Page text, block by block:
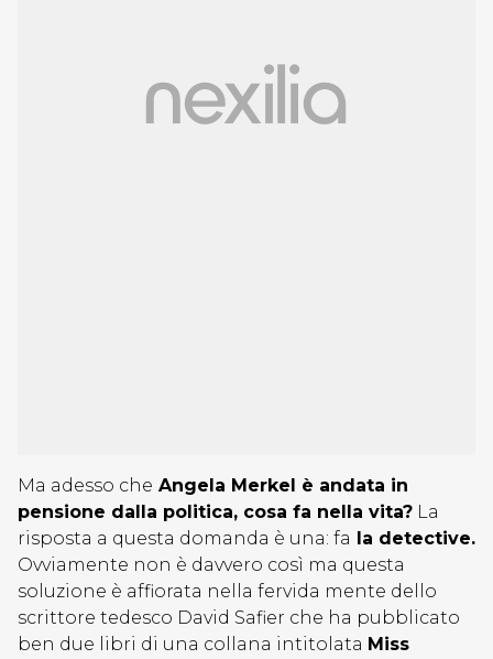
Ma adesso che Angela Merkel è andata in
pensione dalla politica, cosa fa nella vita? La
risposta a questa domanda è una: fa la detective.
Ovviamente non è davvero così ma questa
soluzione è affiorata nella fervida mente dello
scrittore tedesco David Safier che ha pubblicato
ben due libri di una collana intitolata Miss